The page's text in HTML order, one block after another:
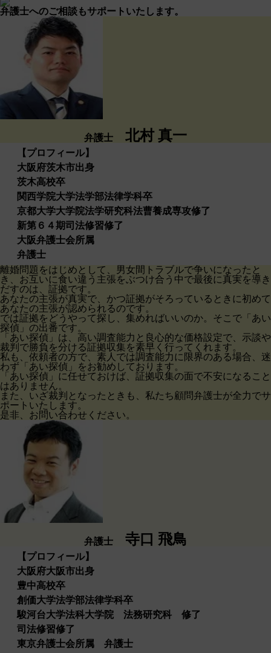
弁護士へのご相談もサポートいたします。
弁護士 北村 真一
【プロフィール】
大阪府茨木市出身
茨木高校卒
関西学院大学法学部法律学科卒
京都大学大学院法学研究科法曹養成専攻修了
新第６４期司法修習修了
大阪弁護士会所属
弁護士
離婚問題をはじめとして、男女間トラブルで争いになったと
き、お互いに食い違う主張をぶつけ合う中で最後に真実を導き
だすのは、証拠です。
あなたの主張が真実で、かつ証拠がそろっているときに初めて
あなたの主張が認められるのです。
では証拠をどうやって探し、集めればいいのか。そこで「あい
探偵」の出番です。
「あい探偵」は、高い調査能力と良心的な価格設定で、示談や
裁判で勝負を分ける証拠収集を素早く行ってくれます。
私も、依頼者の方で、素人では調査能力に限界のある場合、迷
わず「あい探偵」をお勧めしております。
「あい探偵」に任せておけば、証拠収集の面で不安になること
はありません。
また、いざ裁判となったときも、私たち顧問弁護士が全力でサ
ポートいたします。
是非、お問い合わせください。
弁護士 寺口 飛鳥
【プロフィール】
大阪府大阪市出身
豊中高校卒
創価大学法学部法律学科卒
駿河台大学法科大学院 法務研究科 修了
司法修習修了
東京弁護士会所属 弁護士